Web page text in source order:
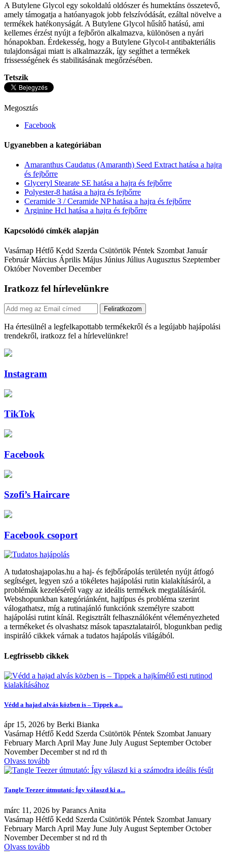
A Butylene Glycol egy sokoldalú oldószer és humektáns összetevő,
amely támogatja a hatóanyagok jobb felszívódását, ezáltal növelve a
termékek hatékonyságát. A Butylene Glycol hűsítő hatású, ami
kellemes érzést nyújt a fejbőrön alkalmazva, különösen a nyári
hónapokban. Érdekesség, hogy a Butylene Glycol-t antibakteriális
tulajdonságai miatt is alkalmazzák, így segíthet a termékek
frissességének és stabilitásának megőrzésében.
Tetszik
Megosztás
Facebook
Ugyanebben a kategóriában
Amaranthus Caudatus (Amaranth) Seed Extract hatása a hajra
és fejbőrre
Glyceryl Stearate SE hatása a hajra és fejbőrre
Polyester-8 hatása a hajra és fejbőrre
Ceramide 3 / Ceramide NP hatása a hajra és fejbőrre
Arginine Hcl hatása a hajra és fejbőrre
Kapcsolódó címkék alapján
Vasárnap Hétfő Kedd Szerda Csütörtök Péntek Szombat Január
Február Március Április Május Június Július Augusztus Szeptember
Október November December
Iratkozz fel hírlevelünkre
Feliratkozom
Ha értesülnél a legfelkapottabb termékekről és a legújabb hajápolási
trendekről, iratkozz fel a hírlevelünkre!
Instagram
TikTok
Facebook
Szofi’s Haircare
Facebook csoport
A tudatoshajapolas.hu a haj- és fejbőrápolás területén nyújt átfogó
segítséget, legyen szó a tökéletes hajápolási rutin kialakításáról, a
problémák kezeléséről vagy az ideális termékek megtalálásáról.
Webshopunkban kategóriánként, hajtípus és probléma szerint
válogathatsz, míg a rutinajánló funkciónk személyre szabott
hajápolási rutint kínál. Regisztrált felhasználóként véleményezheted
a termékeket és olvashatsz mások tapasztalatairól, blogunkban pedig
inspiráló cikkek várnak a tudatos hajápolás világából.
Legfrissebb cikkek
Védd a hajad alvás közben is – Tippek a...
ápr 15, 2026 by Berki Bianka
Vasárnap Hétfő Kedd Szerda Csütörtök Péntek Szombat January
February March April May June July August September October
November December st nd rd th
Olvass tovább
Tangle Teezer útmutató: Így válaszd ki a...
márc 11, 2026 by Parancs Anita
Vasárnap Hétfő Kedd Szerda Csütörtök Péntek Szombat January
February March April May June July August September October
November December st nd rd th
Olvass tovább